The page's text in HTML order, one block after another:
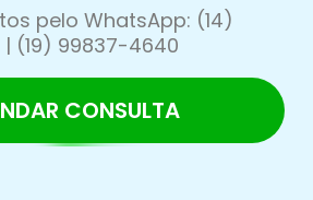
pelo WhatsApp: (14)
(19) 99837-4640
CONSULTA